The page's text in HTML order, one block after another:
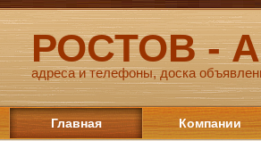
РОСТОВ -
адреса и телефоны, доска
Главная Компании